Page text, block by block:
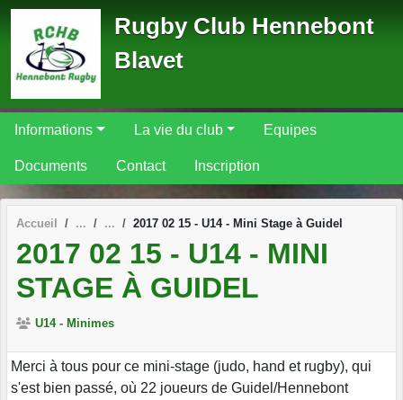
Rugby Club Hennebont
Blavet
Informations La vie du club Equipes
Documents Contact Inscription
Accueil 2017 02 15 - U14 - Mini Stage à Guidel
2017 02 15 - U14 - MINI
STAGE À GUIDEL
U14 - Minimes
Merci à tous pour ce mini-stage (judo, hand et rugby), qui
s'est bien passé, où 22 joueurs de Guidel/Hennebont
Panneau de gestion des cookies